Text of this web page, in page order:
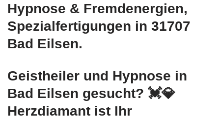
Hypnose & Fremdenergien,
Spezialfertigungen in 31707
Bad Eilsen.
Geistheiler und Hypnose in
Bad Eilsen gesucht? 💓️💎
Herzdiamant ist Ihr